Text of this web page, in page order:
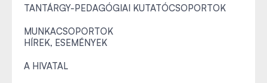
TANTÁRGY-PEDAGÓGIAI KUTATÓCSOPORTOK
MUNKACSOPORTOK
HÍREK, ESEMÉNYEK
A HIVATAL